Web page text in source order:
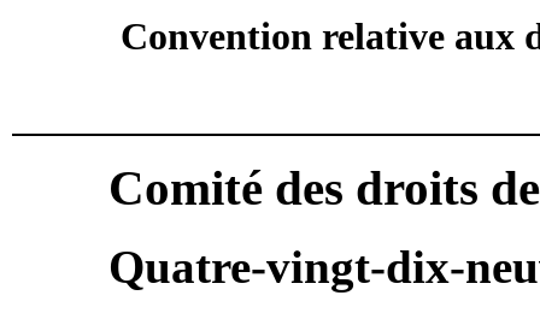
Convention relative aux
Comité des droits
Quatre-vingt-dix-